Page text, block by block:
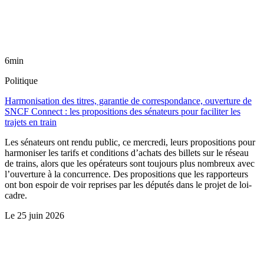
6min
Politique
Harmonisation des titres, garantie de correspondance, ouverture de
SNCF Connect : les propositions des sénateurs pour faciliter les
trajets en train
Les sénateurs ont rendu public, ce mercredi, leurs propositions pour
harmoniser les tarifs et conditions d’achats des billets sur le réseau
de trains, alors que les opérateurs sont toujours plus nombreux avec
l’ouverture à la concurrence. Des propositions que les rapporteurs
ont bon espoir de voir reprises par les députés dans le projet de loi-
cadre.
Le 25 juin 2026